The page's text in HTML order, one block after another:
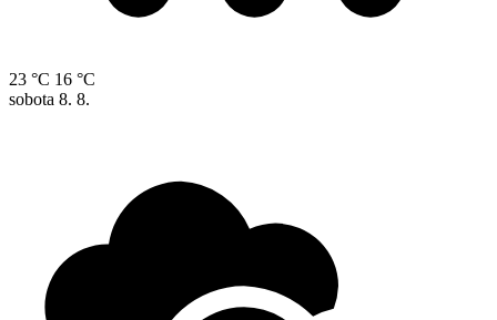
23 °C 16 °C
sobota 8. 8.